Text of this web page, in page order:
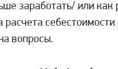
заработать/ или как
вопросы.